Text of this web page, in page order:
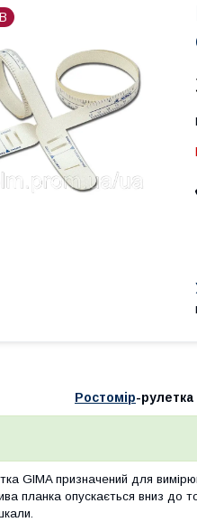
Ростомір-рулетка
GIMA призначений для
планка опускається вниз до